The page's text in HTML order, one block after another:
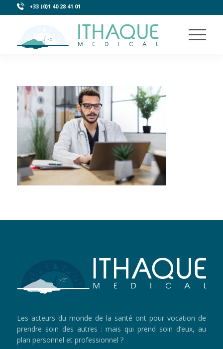
+33 (0)1 40 28 41 01
Les acteurs du monde de la santé ont pour vocation de
prendre soin des autres : mais qui prend soin d’eux, au
plan personnel et professionnel ?